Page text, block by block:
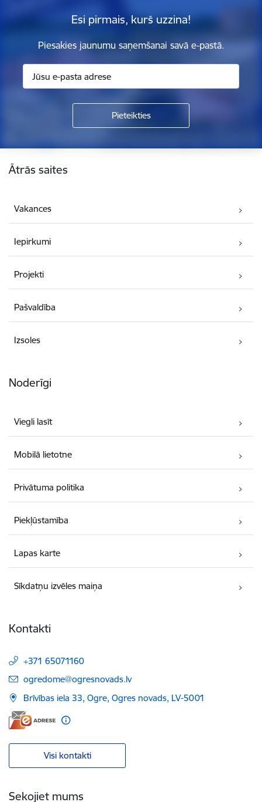
Esi pirmais, kurš uzzina!
Piesakies jaunumu saņemšanai savā e-pastā.
Ātrās saites
Vakances
Iepirkumi
Projekti
Pašvaldība
Izsoles
Noderīgi
Viegli lasīt
Mobilā lietotne
Privātuma politika
Piekļūstamība
Lapas karte
Sīkdatņu izvēles maiņa
Kontakti
+371 65071160
E-pasts:
ogredome@ogresnovads.lv
Brīvības iela 33, Ogre, Ogres novads, LV-5001
Visi kontakti
Sekojiet mums